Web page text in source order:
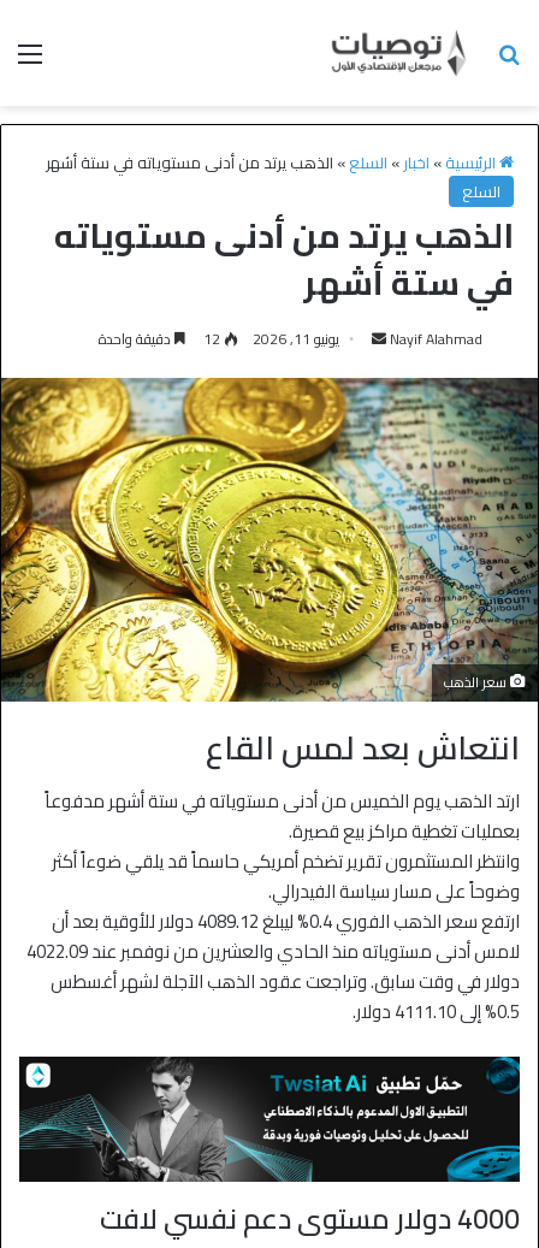
الرئيسية» اخبار» السلع» الذهب يرتد من أدنى مستوياته في ستة أشهر
السلع
الذهب يرتد من أدنى مستوياته
في ستة أشهر
Nayif Alahmad يونيو 11, 2026 12 دقيقة واحدة
سعر الذهب
انتعاش بعد لمس القاع
ارتد الذهب يوم الخميس من أدنى مستوياته في ستة أشهر مدفوعاً
بعمليات تغطية مراكز بيع قصيرة.
وانتظر المستثمرون تقرير تضخم أمريكي حاسماً قد يلقي ضوءاً أكثر
وضوحاً على مسار سياسة الفيدرالي.
ارتفع سعر الذهب الفوري 0.4% ليبلغ 4089.12 دولار للأوقية بعد أن
لامس أدنى مستوياته منذ الحادي والعشرين من نوفمبر عند 4022.09
دولار في وقت سابق. وتراجعت عقود الذهب الآجلة لشهر أغسطس
0.5% إلى 4111.10 دولار.
4000 دولار مستوى دعم نفسي لافت